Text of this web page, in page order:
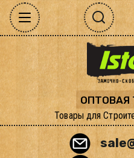
ОПТОВАЯ
Товары для